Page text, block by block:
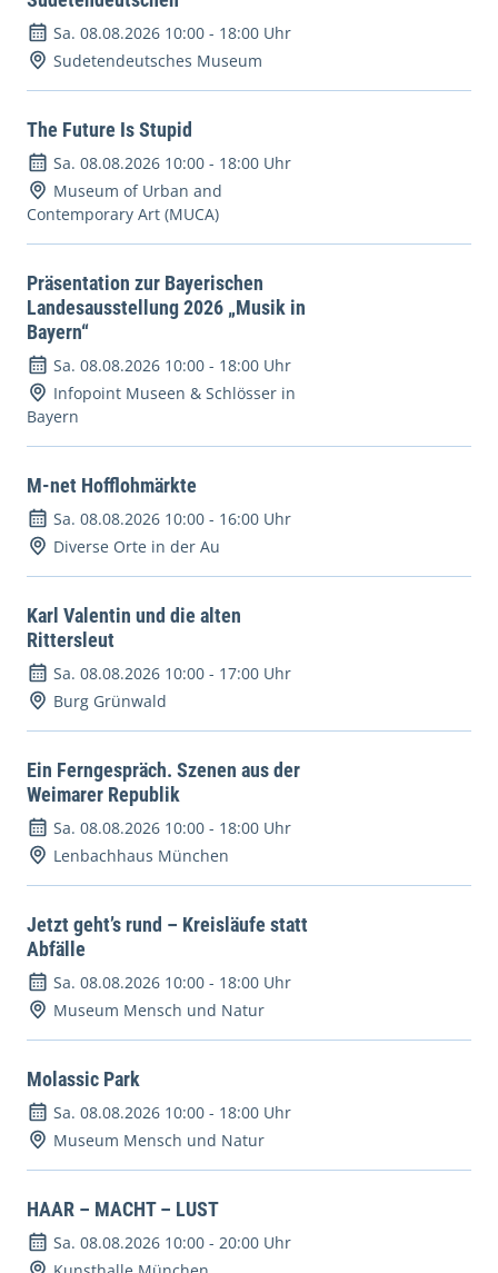
Sa. 08.08.2026 10:00 - 18:00 Uhr
Sudetendeutsches Museum
The Future Is Stupid
Sa. 08.08.2026 10:00 - 18:00 Uhr
Museum of Urban and
Contemporary Art (MUCA)
Präsentation zur Bayerischen
Landesausstellung 2026 „Musik in
Bayern“
Sa. 08.08.2026 10:00 - 18:00 Uhr
Infopoint Museen & Schlösser in
Bayern
M-net Hofflohmärkte
Sa. 08.08.2026 10:00 - 16:00 Uhr
Diverse Orte in der Au
Karl Valentin und die alten
Rittersleut
Sa. 08.08.2026 10:00 - 17:00 Uhr
Burg Grünwald
Ein Ferngespräch. Szenen aus der
Weimarer Republik
Sa. 08.08.2026 10:00 - 18:00 Uhr
Lenbachhaus München
Jetzt geht’s rund – Kreisläufe statt
Abfälle
Sa. 08.08.2026 10:00 - 18:00 Uhr
Museum Mensch und Natur
Molassic Park
Sa. 08.08.2026 10:00 - 18:00 Uhr
Museum Mensch und Natur
HAAR – MACHT – LUST
Sa. 08.08.2026 10:00 - 20:00 Uhr